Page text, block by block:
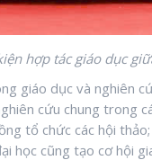
hợp tác giáo dục
giáo dục và nghiên
cứu chung trong
tổ chức các hội
học cũng tạo cơ hội